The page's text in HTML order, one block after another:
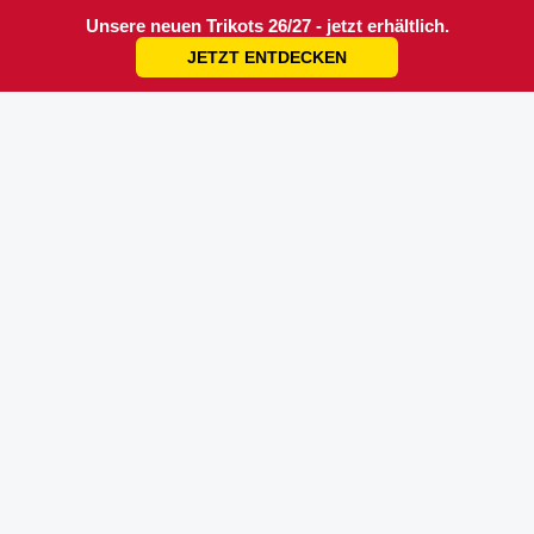
Unsere neuen Trikots 26/27 - jetzt erhältlich.
JETZT ENTDECKEN